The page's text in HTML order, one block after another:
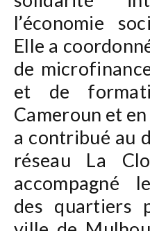
l’économie
Elle a
de
et de
Cameroun et
a contribué au
réseau La
accompagné
des quartiers